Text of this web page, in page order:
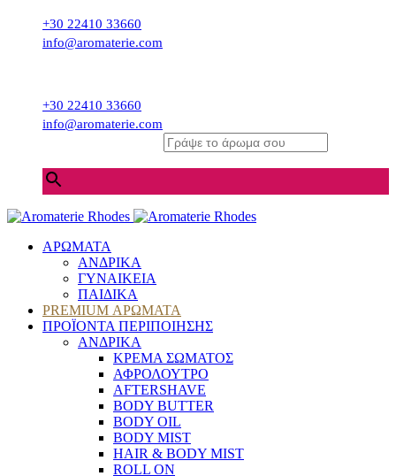
+30 22410 33660
info@aromaterie.com
+30 22410 33660
info@aromaterie.com
ΑΡΩΜΑΤΑ
ΑΝΔΡΙΚΑ
ΓΥΝΑΙΚΕΙΑ
ΠΑΙΔΙΚΑ
PREMIUM ΑΡΩΜΑΤΑ
ΠΡΟΪΟΝΤΑ ΠΕΡΙΠΟΙΗΣΗΣ
ΑΝΔΡΙΚΑ
ΚΡΕΜΑ ΣΩΜΑΤΟΣ
ΑΦΡΟΛΟΥΤΡΟ
AFTERSHAVE
BODY BUTTER
BODY OIL
BODY MIST
HAIR & BODY MIST
ROLL ON